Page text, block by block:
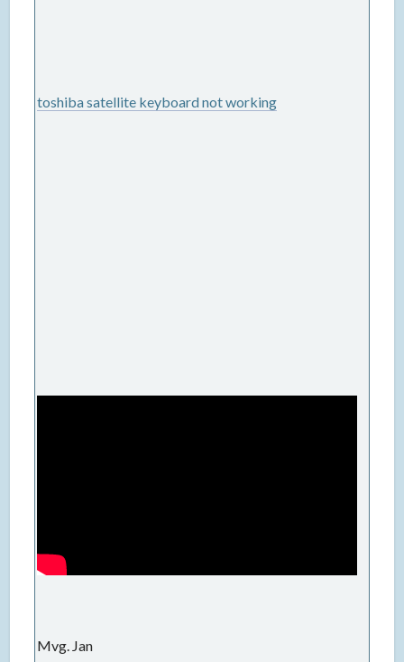
toshiba satellite keyboard not working
Mvg. Jan